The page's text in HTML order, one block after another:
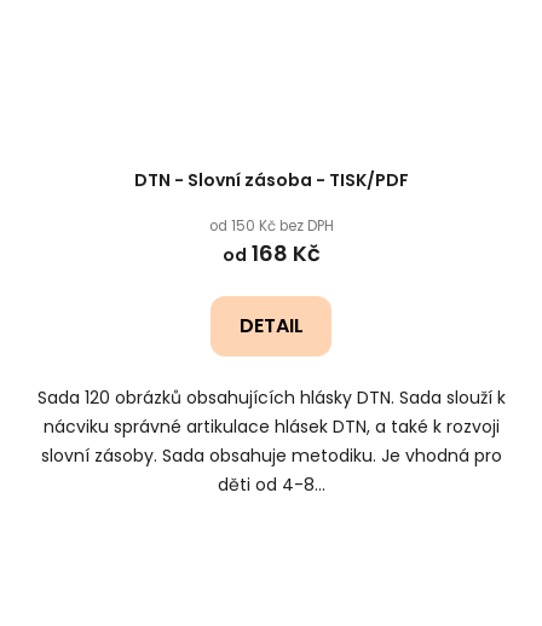
DTN - Slovní zásoba - TISK/PDF
od 150 Kč bez DPH
od 168 Kč
DETAIL
Sada 120 obrázků obsahujících hlásky DTN. Sada slouží k
nácviku správné artikulace hlásek DTN, a také k rozvoji
slovní zásoby. Sada obsahuje metodiku. Je vhodná pro
děti od 4-8...